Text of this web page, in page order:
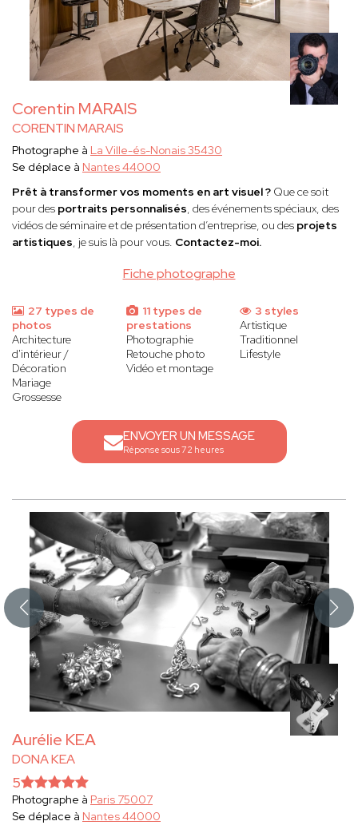
Corentin MARAIS
CORENTIN MARAIS
Fiche photographe
Photographe à La Ville-és-Nonais 35430
Se déplace à Nantes 44000
Prêt à transformer vos moments en art visuel ? Que ce soit
pour des portraits personnalisés, des événements spéciaux, des
vidéos de séminaire et de présentation d’entreprise, ou des projets
artistiques, je suis là pour vous. Contactez-moi.
27 types de
photos
Architecture
d'intérieur /
Décoration
Mariage
Grossesse
11 types de
prestations
Photographie
Retouche photo
Vidéo et montage
3 styles
Artistique
Traditionnel
Lifestyle
ENVOYER UN MESSAGE
Réponse sous 72 heures
Aurélie KEA
DONA KEA
5
Photographe à Paris 75007
Se déplace à Nantes 44000